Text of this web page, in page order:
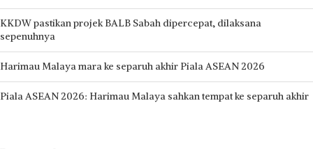
KKDW pastikan projek BALB Sabah dipercepat, dilaksana
sepenuhnya
Harimau Malaya mara ke separuh akhir Piala ASEAN 2026
Piala ASEAN 2026: Harimau Malaya sahkan tempat ke separuh akhir